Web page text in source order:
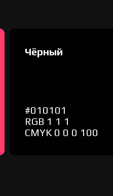
СMYK 0 0 0 100
RGB 1 1 1
#010101
Чёрный